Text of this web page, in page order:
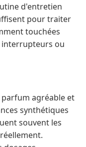
d'entretien
pour traiter
touchées
interrupteurs ou
parfum agréable et
synthétiques
souvent les